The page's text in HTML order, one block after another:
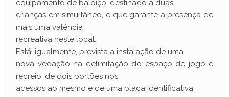
equipamento de baloiço, destinado a duas
crianças em simultâneo, e que garante a presença de
mais uma valência
recreativa neste local.
Está, igualmente, prevista a instalação de uma
nova vedação na delimitação do espaço de jogo e
recreio, de dois portões nos
acessos ao mesmo e de uma placa identificativa.